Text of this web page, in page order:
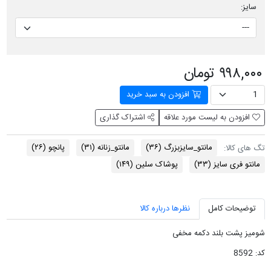
سایز:
۹۹۸,۰۰۰ تومان
افزودن به سبد خرید
افزودن به لیست مورد علاقه
اشتراک گذاری
تگ های کالا: مانتو_سایزبزرگ (۳۶) مانتو_زنانه (۳۱) پانچو (۲۶)
مانتو فری سایز (۳۳) پوشاک سلین (۱۴۹)
توضیحات کامل
نظرها درباره کالا
شومیز پشت بلند دکمه مخفی
کد: 8592